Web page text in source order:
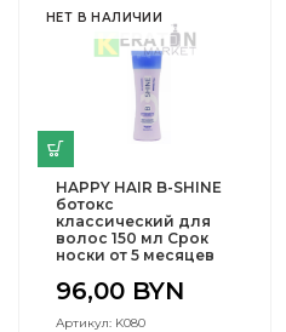
НЕТ В НАЛИЧИИ
HAPPY HAIR B-SHINE
ботокс
классический для
волос 150 мл Срок
носки от 5 месяцев
96,00 BYN
Артикул: K080